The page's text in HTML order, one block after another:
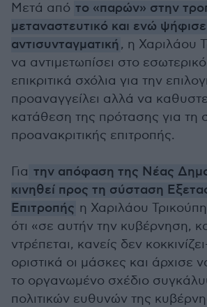
Μετά από το «παρών» στην
μεταναστευτικό και ενώ ψήφισε
αντισυνταγματική, η Χαριλάου
να αντιμετωπίσει στο
επικριτικά σχόλια για την
προαναγγείλει αλλά να
κατάθεση της πρότασης για τη
προανακριτικής επιτροπής.
Για την απόφαση της Νέας
κινηθεί προς τη σύσταση
Επιτροπής η Χαριλάου
ότι «σε αυτήν την κυβέρνηση,
ντρέπεται, κανείς δεν
οριστικά οι μάσκες και άρχισε
το οργανωμένο σχέδιο
πολιτικών ευθυνών της